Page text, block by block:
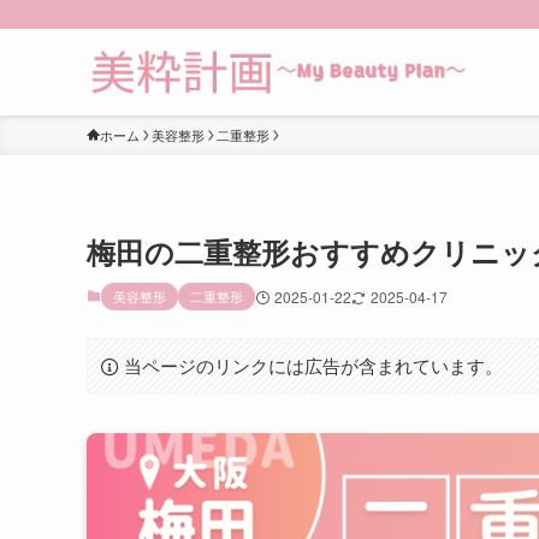
ホーム 美容整形 二重整形
梅田の二重整形おすすめクリニッ
美容整形 二重整形 2025-01-22 2025-04-17
当ページのリンクには広告が含まれています。